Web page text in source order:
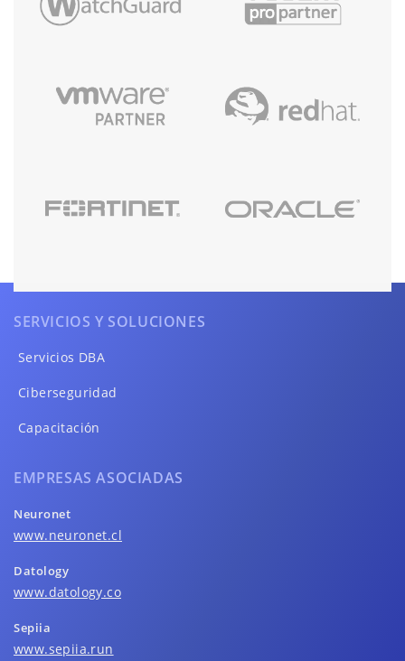
SERVICIOS Y SOLUCIONES
Servicios DBA
Ciberseguridad
Capacitación
EMPRESAS ASOCIADAS
Neuronet
www.neuronet.cl
Datology
www.datology.co
Sepiia
www.sepiia.run